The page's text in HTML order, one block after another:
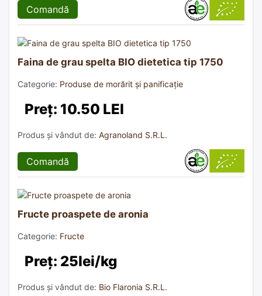
Comandă
Faina de grau spelta BIO dietetica tip 1750
Categorie: Produse de morărit și panificație
Preț: 10.50 LEI
Produs și vândut de: Agranoland S.R.L.
Comandă
Fructe proaspete de aronia
Categorie: Fructe
Preț: 25lei/kg
Produs și vândut de: Bio Flaronia S.R.L.